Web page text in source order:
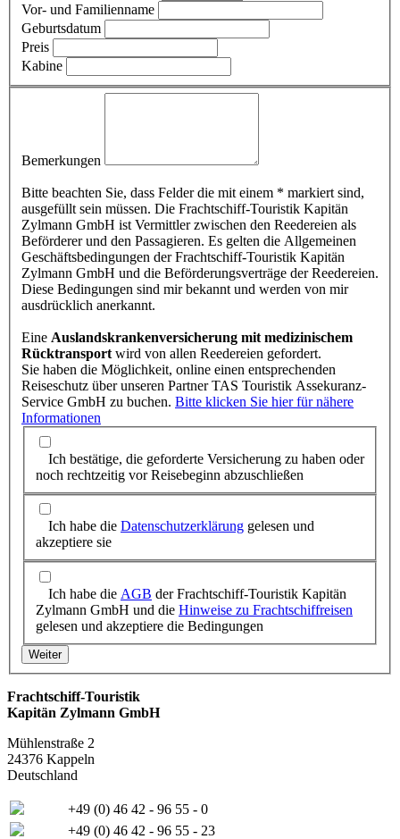
Vor- und Familienname
Geburtsdatum
Preis
Kabine
Bemerkungen
Bitte beachten Sie, dass Felder die mit einem * markiert sind,
ausgefüllt sein müssen. Die Frachtschiff-Touristik Kapitän
Zylmann GmbH ist Vermittler zwischen den Reedereien als
Beförderer und den Passagieren. Es gelten die Allgemeinen
Geschäftsbedingungen der Frachtschiff-Touristik Kapitän
Zylmann GmbH und die Beförderungsverträge der Reedereien.
Diese Bedingungen sind mir bekannt und werden von mir
ausdrücklich anerkannt.
Eine Auslandskrankenversicherung mit medizinischem
Rücktransport wird von allen Reedereien gefordert.
Sie haben die Möglichkeit, online einen entsprechenden
Reiseschutz über unseren Partner TAS Touristik Assekuranz-
Service GmbH zu buchen. Bitte klicken Sie hier für nähere
Informationen
Ich bestätige, die geforderte Versicherung zu haben oder
noch rechtzeitig vor Reisebeginn abzuschließen
Ich habe die Datenschutzerklärung gelesen und
akzeptiere sie
Ich habe die AGB der Frachtschiff-Touristik Kapitän
Zylmann GmbH und die Hinweise zu Frachtschiffreisen
gelesen und akzeptiere die Bedingungen
Frachtschiff-Touristik
Kapitän Zylmann GmbH
Mühlenstraße 2
24376 Kappeln
Deutschland
+49 (0) 46 42 - 96 55 - 0
+49 (0) 46 42 - 96 55 - 23